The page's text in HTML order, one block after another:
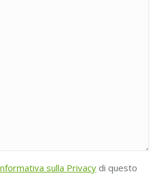
sulla Privacy di questo